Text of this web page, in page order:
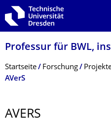
Zur Hauptnavigation springen
Zur Suche springen
Zum Inhalt springen
Professur für BWL,
Breadcrumb-Menü
Startseite Forschung
AVerS
AVERS